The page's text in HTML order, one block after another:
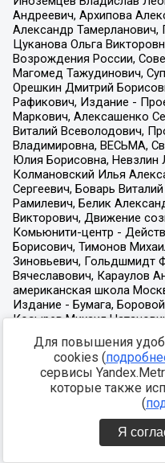
Для повышения
cookies (
сервисы
которые также
(
Я